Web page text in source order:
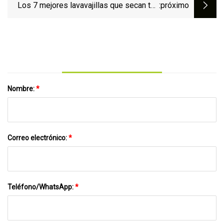
Los 7 mejores lavavajillas que secan tus :próximo
Nombre:*
Correo electrónico:*
Teléfono/WhatsApp:*